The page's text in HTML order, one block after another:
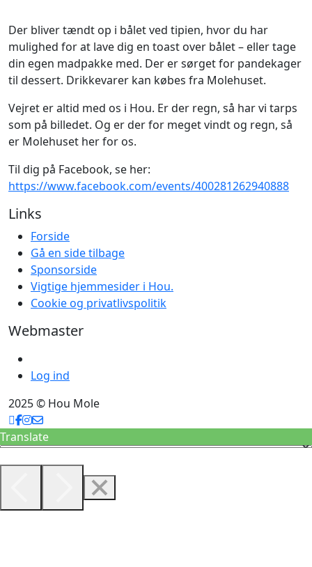
Der bliver tændt op i bålet ved tipien, hvor du har
mulighed for at lave dig en toast over bålet – eller tage
din egen madpakke med. Der er sørget for pandekager
til dessert. Drikkevarer kan købes fra Molehuset.
Vejret er altid med os i Hou. Er der regn, så har vi tarps
som på billedet. Og er der for meget vindt og regn, så
er Molehuset her for os.
Til dig på Facebook, se her:
https://www.facebook.com/events/400281262940888
Links
Forside
Gå en side tilbage
Sponsorside
Vigtige hjemmesider i Hou.
Cookie og privatlivspolitik
Webmaster
Log ind
2025 © Hou Mole
Translate